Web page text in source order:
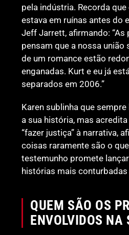
pela indústria. Recorda
estava em ruínas antes do
Jeff Jarrett, afirmando: “As
pensam que a nossa união
de um romance estão
enganadas. Kurt e eu já
separados em 2006.”
Karen sublinha que
a sua história, mas
“fazer justiça” à narrativa,
coisas raramente são o
testemunho promete
histórias mais conturbadas
QUEM SÃO OS
ENVOLVIDOS NA